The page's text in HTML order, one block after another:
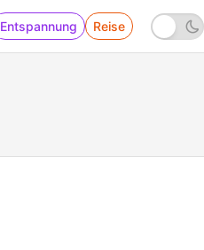
Entspannung Reise